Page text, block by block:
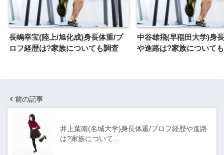
長嶋幸宝(陸上/旭化成)身長体重/プ
ロフ経歴は?家族についても調査
中谷雄飛(早稲田大学)身
や進路は?家族について
前の記事
井上葉南(名城大学)身長体重/プロフ経歴や進路
は?家族について…